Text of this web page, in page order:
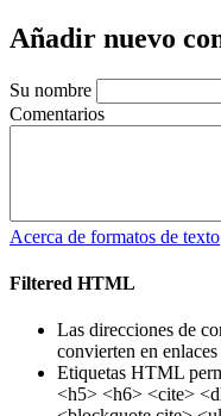
Añadir nuevo
Su nombre
Comentarios
Acerca de formatos de texto
Filtered HTML
Las direcciones de
convierten en
Etiquetas HTML
<h5> <h6> <cite>